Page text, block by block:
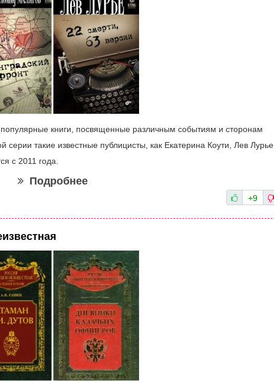
книги, посвященные различным событиям и сторонам
серии такие известные публицисты, как Екатерина Коути, Лев Лурье,
с 2011 года.
Подробнее
+9